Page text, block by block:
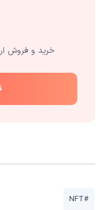
خرید و فروش
#NFT